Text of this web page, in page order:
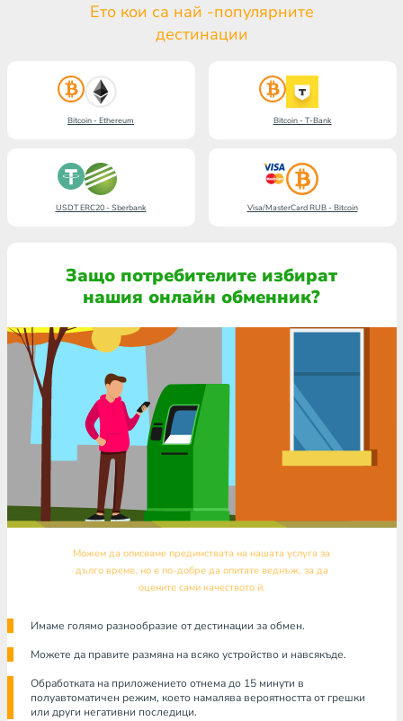
Ето кои са най -популярните
дестинации
Bitcoin - Ethereum Bitcoin - T-Bank
USDT ERC20 - Sberbank Visa/MasterCard RUB - Bitcoin
Защо потребителите избират
нашия онлайн обменник?
Можем да описваме предимствата на нашата услуга за
дълго време, но е по-добре да опитате веднъж, за да
оцените сами качеството й.
Имаме голямо разнообразие от дестинации за обмен.
Можете да правите размяна на всяко устройство и навсякъде.
Обработката на приложението отнема до 15 минути в
полуавтоматичен режим, което намалява вероятността от грешки
или други негативни последици.